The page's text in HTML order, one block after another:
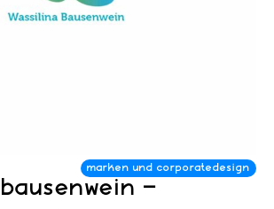
–